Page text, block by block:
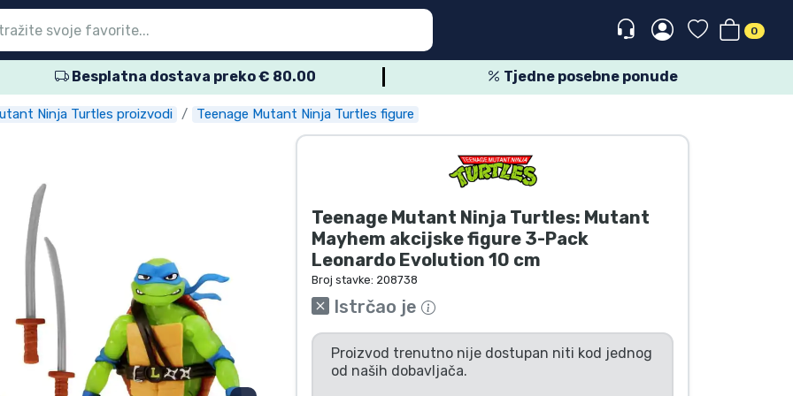
0
Besplatna dostava preko € 80.00 Tjedne posebne ponude
Ninja Turtles proizvodi Teenage Mutant Ninja Turtles figure
Teenage Mutant Ninja Turtles: Mutant
Mayhem akcijske figure 3-Pack
Leonardo Evolution 10 cm
Broj stavke: 208738
Istrčao je
Proizvod trenutno nije dostupan niti kod jednog
od naših dobavljača.
glavni izbornik
glavni izbornik
glavni izbornik
glavni izbornik
glavni izbornik
glavni izbornik
glavni izbornik
proizvodi
glavni izbornik
glavni izbornik